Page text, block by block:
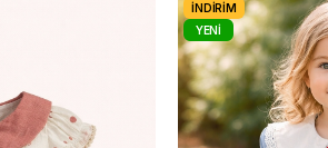
İNDIRIM
YENI
ÜRÜN